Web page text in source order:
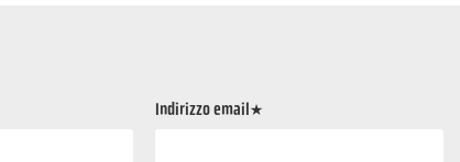
Indirizzo email*